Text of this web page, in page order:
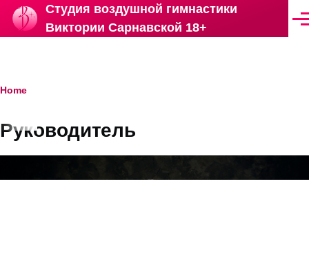
Skip to main content
Студия воздушной гимнастики
Виктории Сарнавской 18+
Breadcrumb
Home
Руководитель